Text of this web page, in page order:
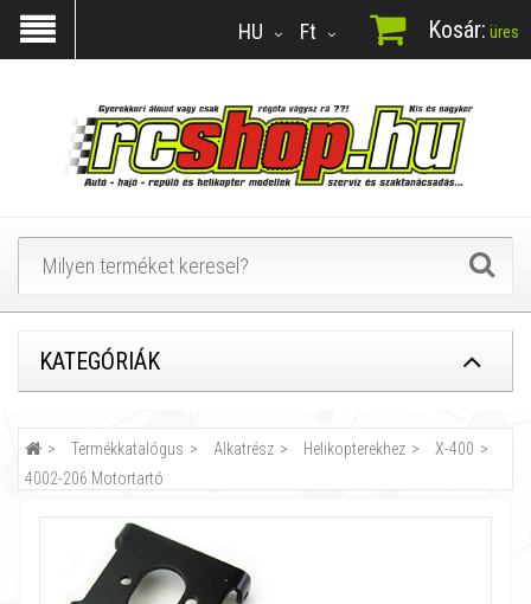
Ft
HU Kosár: üres
KATEGÓRIÁK
Termékkatalógus Alkatrész Helikopterekhez
X-400
4002-206 Motortartó